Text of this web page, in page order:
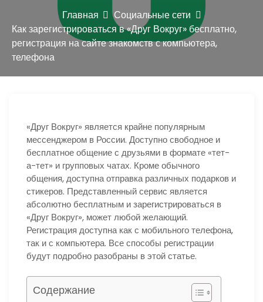
Главная
Социальные сети
Как зарегистрироваться в «Друг Вокруг» бесплатно,
регистрация на сайте знакомств с компьютера,
телефона
«Друг Вокруг» является крайне популярным
мессенджером в России. Доступно свободное и
бесплатное общение с друзьями в формате «тет-
а-тет» и групповых чатах. Кроме обычного
общения, доступна отправка различных подарков и
стикеров. Представленный сервис является
абсолютно бесплатным и зарегистрироваться в
«Друг Вокруг», может любой желающий.
Регистрация доступна как с мобильного телефона,
так и с компьютера. Все способы регистрации
будут подробно разобраны в этой статье.
Содержание